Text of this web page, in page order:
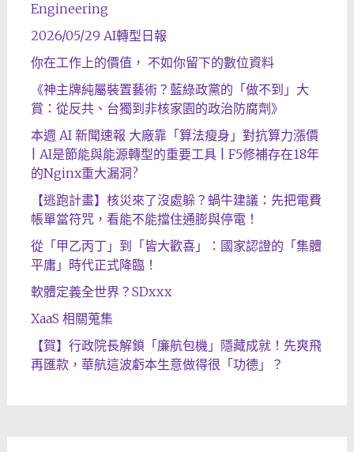
Engineering
2026/05/29 AI轉型日報
你在工作上的價值， 不如你留下的數位資料
《神主牌純屬裝置藝術？藍綠政黨的「做不到」大
賞：從反共、台獨到非核家園的政治防腐劑》
本週 AI 新聞速報 大廠靠「算法瘦身」對抗算力漲價
| AI是節能與能源轉型的重要工具 | F5修補存在18年
的Nginx重大漏洞?
【逃跑計畫】核災來了沒處躲？蝸牛建議：先把電費
帳單當符咒，看能不能擋住通膨與停電！
從「甲乙丙丁」到「皆大歡喜」：國家認證的「集體
平庸」時代正式降臨！
軟體定義全世界？SDxxx
XaaS 相關蒐集
【賀】行政院長解鎖「廉航包機」隱藏成就！先爽飛
再匯款，華航這波虧本生意做得很「功德」？